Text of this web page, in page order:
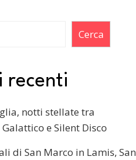
Cerca
recenti
notti stellate tra
e Silent Disco
di San Marco in Lamis, San